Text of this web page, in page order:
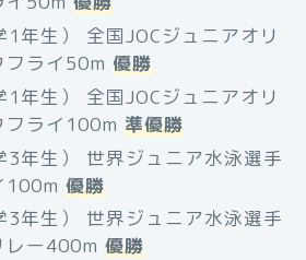
年生） 全国JOCジュニアオリ
フライ50m 優勝
年生） 全国JOCジュニアオリ
フライ100m 準優勝
3年生） 世界ジュニア水泳選手
100m 優勝
3年生） 世界ジュニア水泳選手
レー400m 優勝